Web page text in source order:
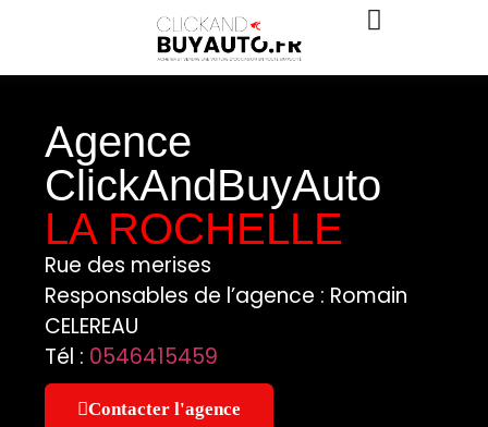
Agence
ClickAndBuyAuto
LA ROCHELLE
Rue des merises
Responsables de l’agence : Romain
CELEREAU
Tél : 0546415459
Contacter l'agence